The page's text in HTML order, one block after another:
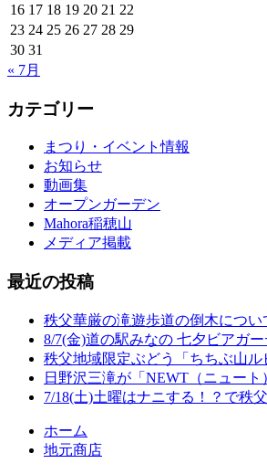
16 17 18 19 20 21 22
23 24 25 26 27 28 29
30 31
« 7月
カテゴリー
まつり・イベント情報
お知らせ
動画集
オープンガーデン
Mahora稲穂山
メディア掲載
最近の投稿
秩父華厳の滝遊歩道の倒木につい
8/7(金)道の駅みなの 七夕ビアガー
秩父地域限定ぶどう「ちちぶ山ル
日野沢三滝が「NEWT（ニュー
7/18(土)土曜はナニする！？で秩
ホーム
地元商店